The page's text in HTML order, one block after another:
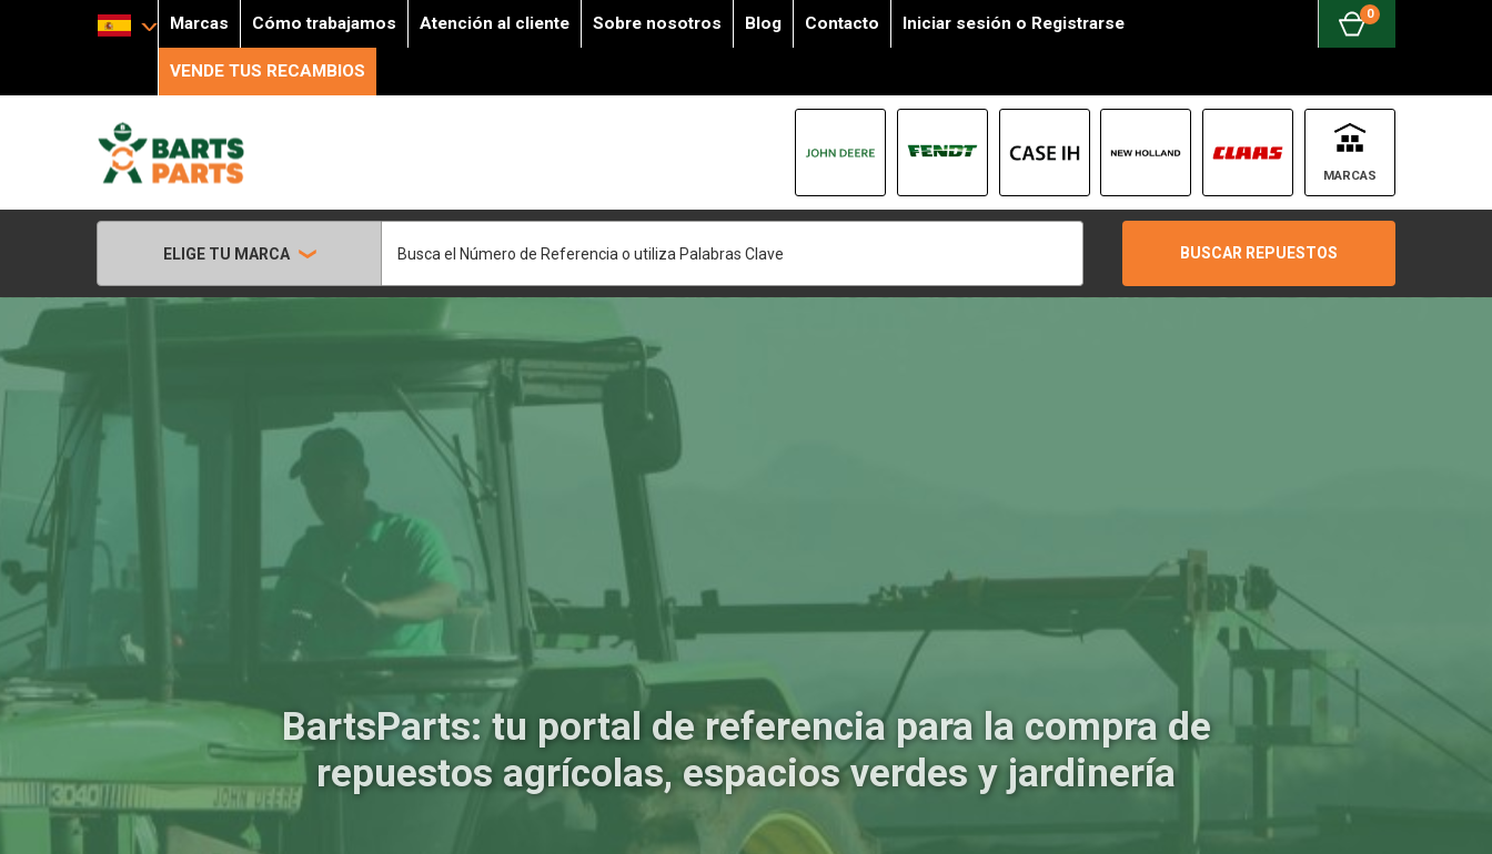
Marcas Cómo trabajamos Atención al cliente Sobre nosotros Blog Contacto Iniciar sesión o Registrarse
VENDE TUS RECAMBIOS
0
MARCAS
ELIGE TU MARCA
BUSCAR REPUESTOS
BartsParts: tu portal de referencia para la compra de
repuestos agrícolas, espacios verdes y jardinería